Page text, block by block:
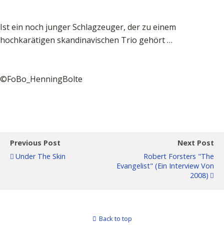
Ist ein noch junger Schlagzeuger, der zu einem
hochkarätigen skandinavischen Trio gehört …
©FoBo_HenningBolte
Previous Post
Under The Skin
Next Post
Robert Forsters "The
Evangelist" (ein Interview Von
2008)
Back to top